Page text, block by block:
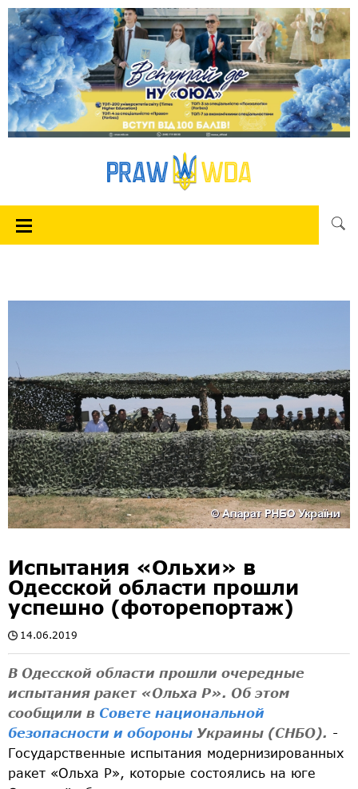
Испытания «Ольхи» в
Одесской области прошли
успешно (фоторепортаж)
14.06.2019
В Одесской области прошли очередные
испытания ракет «Ольха Р». Об этом
сообщили в Совете национальной
безопасности и обороны Украины (СНБО). -
Государственные испытания модернизированных
ракет «Ольха Р», которые состоялись на юге